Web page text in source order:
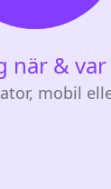
när &
mobil